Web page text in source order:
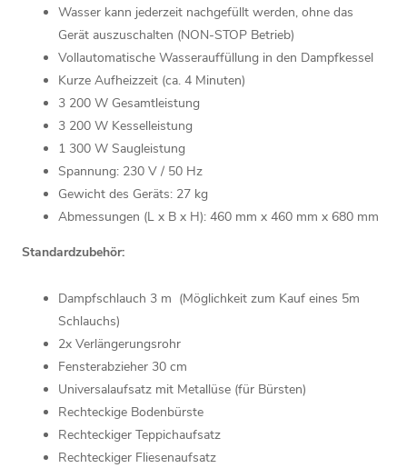
Wasser kann jederzeit nachgefüllt werden, ohne das
Gerät auszuschalten (NON-STOP Betrieb)
Vollautomatische Wasserauffüllung in den Dampfkessel
Kurze Aufheizzeit (ca. 4 Minuten)
3 200 W Gesamtleistung
3 200 W Kesselleistung
1 300 W Saugleistung
Spannung: 230 V / 50 Hz
Gewicht des Geräts: 27 kg
Abmessungen (L x B x H): 460 mm x 460 mm x 680 mm
Standardzubehör:
Dampfschlauch 3 m (Möglichkeit zum Kauf eines 5m
Schlauchs)
2x Verlängerungsrohr
Fensterabzieher 30 cm
Universalaufsatz mit Metallüse (für Bürsten)
Rechteckige Bodenbürste
Rechteckiger Teppichaufsatz
Rechteckiger Fliesenaufsatz